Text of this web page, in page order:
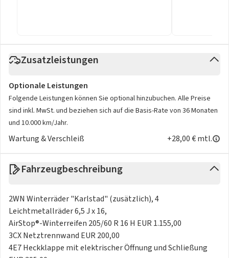
Zusatzleistungen
Optionale Leistungen
Folgende Leistungen können Sie optional hinzubuchen. Alle Preise
sind inkl. MwSt. und beziehen sich auf die Basis-Rate von 36 Monaten
und 10.000 km/Jahr.
Wartung & Verschleiß +28,00 € mtl.
Fahrzeugbeschreibung
2WN Winterräder "Karlstad" (zusätzlich), 4
Leichtmetallräder 6,5 J x 16,
AirStop®-Winterreifen 205/60 R 16 H EUR 1.155,00
3CX Netztrennwand EUR 200,00
4E7 Heckklappe mit elektrischer Öffnung und Schließung